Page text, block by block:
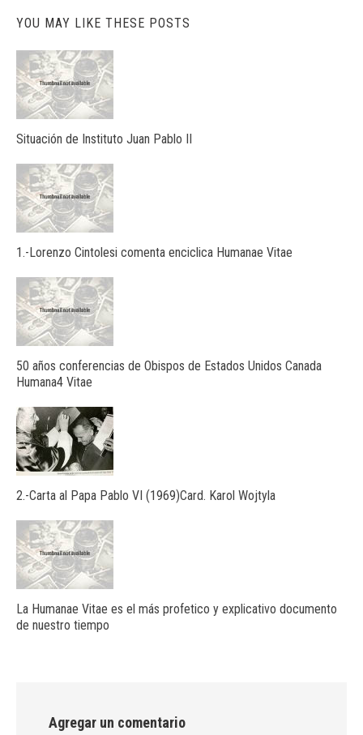
YOU MAY LIKE THESE POSTS
Situación de Instituto Juan Pablo II
1.-Lorenzo Cintolesi comenta enciclica Humanae Vitae
50 años conferencias de Obispos de Estados Unidos Canada
Humana4 Vitae
2.-Carta al Papa Pablo VI (1969)Card. Karol Wojtyla
La Humanae Vitae es el más profetico y explicativo documento
de nuestro tiempo
Agregar un comentario